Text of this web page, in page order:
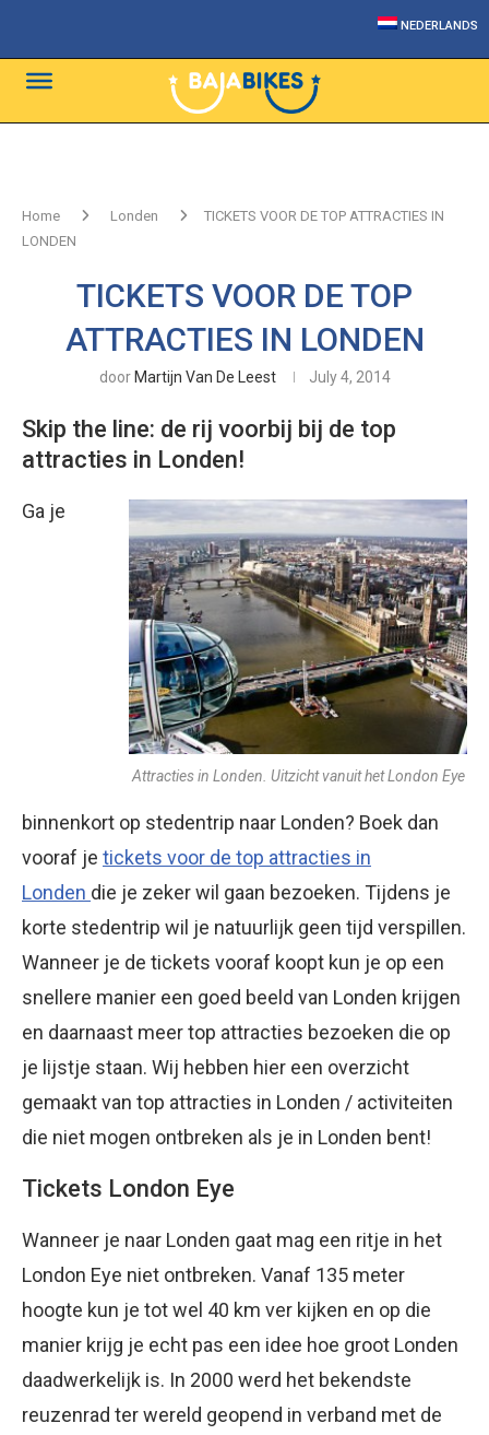
NEDERLANDS
Home Londen
TICKETS VOOR DE TOP ATTRACTIES IN
LONDEN
TICKETS VOOR DE TOP
ATTRACTIES IN LONDEN
door Martijn Van De Leest July 4, 2014
Skip the line: de rij voorbij bij de top
attracties in Londen!
Attracties in Londen. Uitzicht vanuit het London Eye
Ga je
binnenkort op stedentrip naar Londen? Boek dan
vooraf je tickets voor de top attracties in
Londen die je zeker wil gaan bezoeken. Tijdens je
korte stedentrip wil je natuurlijk geen tijd verspillen.
Wanneer je de tickets vooraf koopt kun je op een
snellere manier een goed beeld van Londen krijgen
en daarnaast meer top attracties bezoeken die op
je lijstje staan. Wij hebben hier een overzicht
gemaakt van top attracties in Londen / activiteiten
die niet mogen ontbreken als je in Londen bent!
Tickets London Eye
Wanneer je naar Londen gaat mag een ritje in het
London Eye niet ontbreken. Vanaf 135 meter
hoogte kun je tot wel 40 km ver kijken en op die
manier krijg je echt pas een idee hoe groot Londen
daadwerkelijk is. In 2000 werd het bekendste
reuzenrad ter wereld geopend in verband met de